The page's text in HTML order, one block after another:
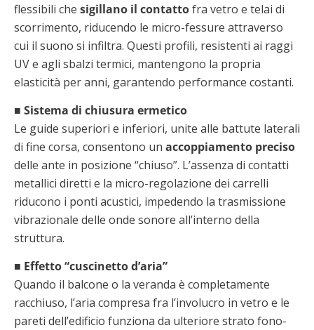
flessibili che sigillano il contattofra vetro e telai di
scorrimento, riducendo le micro-fessure attraverso
cui il suono si infiltra. Questi profili, resistenti ai raggi
UV e agli sbalzi termici, mantengono la propria
elasticità per anni, garantendo performance costanti.
■ Sistema di chiusura ermetico
Le guide superiori e inferiori, unite alle battute laterali
di fine corsa, consentono un accoppiamento preciso
delle ante in posizione “chiuso”. L’assenza di contatti
metallici diretti e la micro-regolazione dei carrelli
riducono i ponti acustici, impedendo la trasmissione
vibrazionale delle onde sonore all’interno della
struttura.
■ Effetto “cuscinetto d’aria”
Quando il balcone o la veranda è completamente
racchiuso, l’aria compresa fra l’involucro in vetro e le
pareti dell’edificio funziona da ulteriore strato fono-